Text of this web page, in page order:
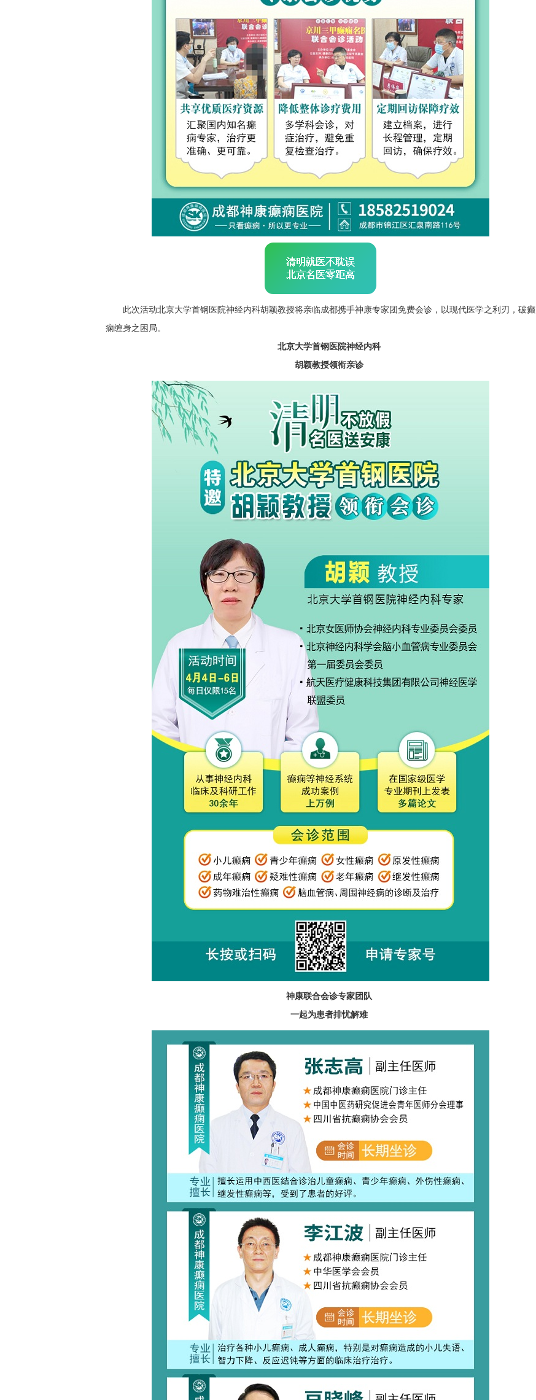
此次活动北京大学首钢医院神经内科胡颖教授将亲临成都携手神康专家团免费会诊，以现代医学之利刃，破癫
痫缠身之困局。
北京大学首钢医院神经内科
胡颖教授领衔亲诊
神康联合会诊专家团队
一起为患者排忧解难